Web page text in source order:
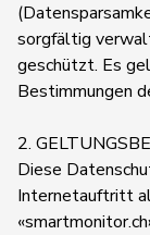
sorgfältig
geschützt. Es
Bestimmungen
2.
Diese
Internetauftritt